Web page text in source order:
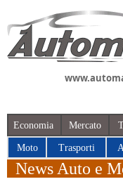
Economia Mercato
Moto Trasporti
News Auto e